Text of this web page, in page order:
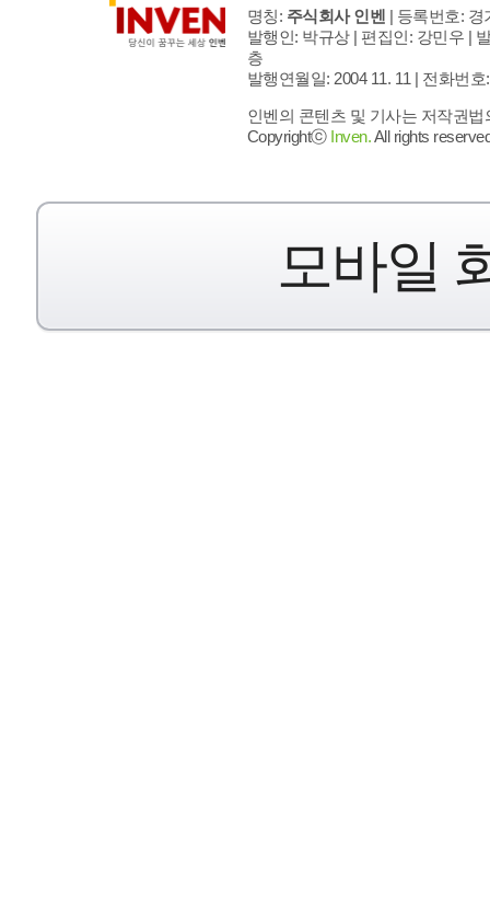
명칭: 주식회사 인벤 | 등록번호: 경
발행인: 박규상 | 편집인: 강민우 |
층
발행연월일: 2004 11. 11 | 전화번호
인벤의 콘텐츠 및 기사는 저작권
Copyrightⓒ Inven.All rights
모바일